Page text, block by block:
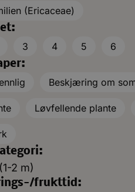
(Ericaceae)
3 4 5
6
Beskjæring om
Løvfellende plante
2 m)
frukttid: